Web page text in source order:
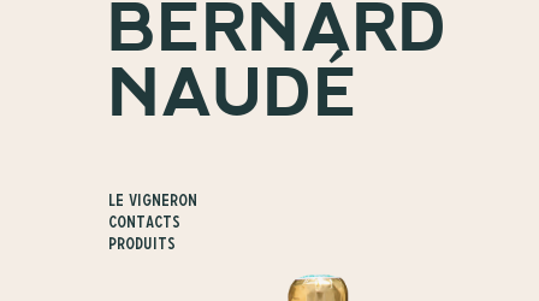
BERNARD
NAUDÉ
Le vigneron
Contacts
Produits